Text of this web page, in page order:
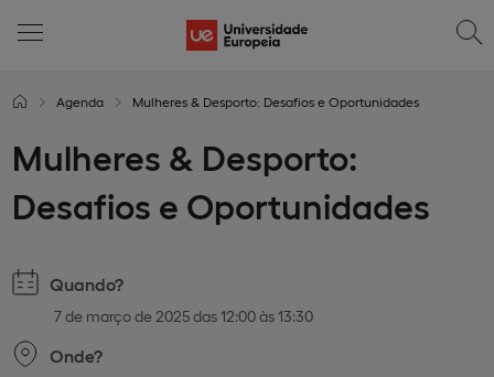
Agenda Mulheres & Desporto: Desafios e Oportunidades
Mulheres & Desporto:
Desafios e Oportunidades
Quando?
7 de março de 2025 das 12:00 às 13:30
Onde?